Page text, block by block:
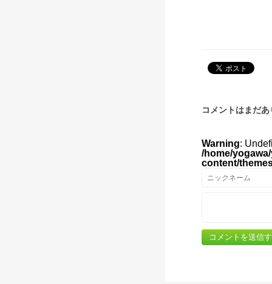
コメントはまだ
Warning:
/home/
content/